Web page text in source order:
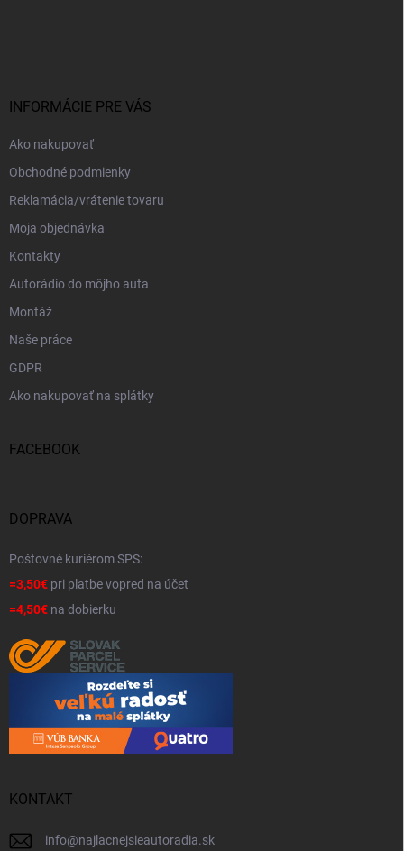
INFORMÁCIE PRE VÁS
Ako nakupovať
Obchodné podmienky
Reklamácia/vrátenie tovaru
Moja objednávka
Kontakty
Autorádio do môjho auta
Montáž
Naše práce
GDPR
Ako nakupovať na splátky
FACEBOOK
DOPRAVA
Poštovné kuriérom SPS:
=3,50€ pri platbe vopred na účet
=4,50€ na dobierku
KONTAKT
info@najlacnejsieautoradia.sk